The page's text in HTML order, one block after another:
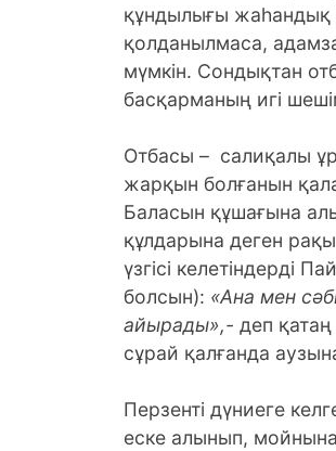
құндылығы жаһандық
қолданылмаса,
мүмкін. Сондықтан
басқарманың игі
Отбасы – салиқалы
жарқын болғанын
Баласын құшағына
құлдарына деген
үзгісі келетіндерді
болсын): «Ана мен
айырады»,- деп қатаң
сұрай қалғанда
Перзенті дүниеге
еске алынып, мойнына